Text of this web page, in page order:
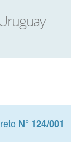
N° 124/001